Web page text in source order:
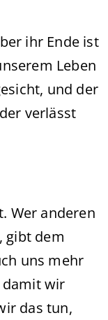
ihr Ende ist
Leben
und der
verlässt
Wer anderen
gibt dem
uns mehr
damit wir
das tun,